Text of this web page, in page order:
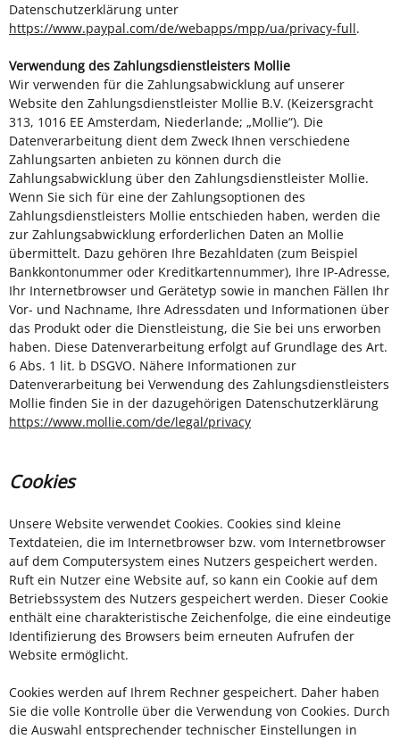
Datenschutzerklärung unter
https://www.paypal.com/de/webapps/mpp/ua/privacy-full.
Verwendung des Zahlungsdienstleisters Mollie
Wir verwenden für die Zahlungsabwicklung auf unserer
Website den Zahlungsdienstleister Mollie B.V. (Keizersgracht
313, 1016 EE Amsterdam, Niederlande; „Mollie“). Die
Datenverarbeitung dient dem Zweck Ihnen verschiedene
Zahlungsarten anbieten zu können durch die
Zahlungsabwicklung über den Zahlungsdienstleister Mollie.
Wenn Sie sich für eine der Zahlungsoptionen des
Zahlungsdienstleisters Mollie entschieden haben, werden die
zur Zahlungsabwicklung erforderlichen Daten an Mollie
übermittelt. Dazu gehören Ihre Bezahldaten (zum Beispiel
Bankkontonummer oder Kreditkartennummer), Ihre IP-Adresse,
Ihr Internetbrowser und Gerätetyp sowie in manchen Fällen Ihr
Vor- und Nachname, Ihre Adressdaten und Informationen über
das Produkt oder die Dienstleistung, die Sie bei uns erworben
haben. Diese Datenverarbeitung erfolgt auf Grundlage des Art.
6 Abs. 1 lit. b DSGVO. Nähere Informationen zur
Datenverarbeitung bei Verwendung des Zahlungsdienstleisters
Mollie finden Sie in der dazugehörigen Datenschutzerklärung
https://www.mollie.com/de/legal/privacy
Cookies
Unsere Website verwendet Cookies. Cookies sind kleine
Textdateien, die im Internetbrowser bzw. vom Internetbrowser
auf dem Computersystem eines Nutzers gespeichert werden.
Ruft ein Nutzer eine Website auf, so kann ein Cookie auf dem
Betriebssystem des Nutzers gespeichert werden. Dieser Cookie
enthält eine charakteristische Zeichenfolge, die eine eindeutige
Identifizierung des Browsers beim erneuten Aufrufen der
Website ermöglicht.
Cookies werden auf Ihrem Rechner gespeichert. Daher haben
Sie die volle Kontrolle über die Verwendung von Cookies. Durch
die Auswahl entsprechender technischer Einstellungen in